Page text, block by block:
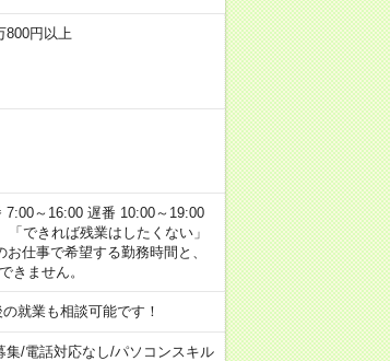
円以上
～16:00 遅番 10:00～19:00
できれば残業はしたくない」
仕事で希望する勤務時間と、
きません。
就業も相談可能です！
集/電話対応なし/パソコンスキル